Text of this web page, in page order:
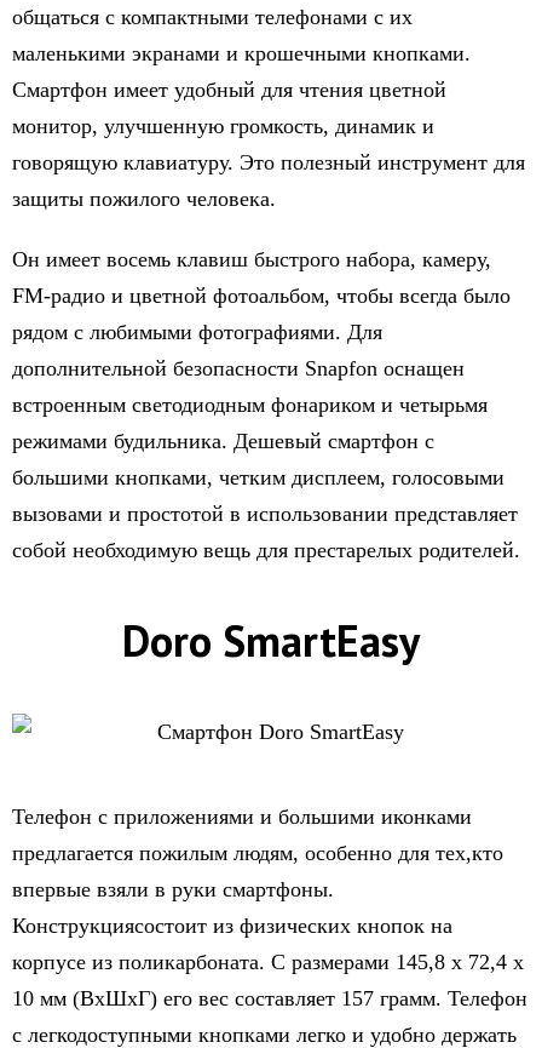
общаться с компактными телефонами с их
маленькими экранами и крошечными кнопками.
Смартфон имеет удобный для чтения цветной
монитор, улучшенную громкость, динамик и
говорящую клавиатуру. Это полезный инструмент для
защиты пожилого человека.
Он имеет восемь клавиш быстрого набора, камеру,
FM-радио и цветной фотоальбом, чтобы всегда было
рядом с любимыми фотографиями. Для
дополнительной безопасности Snapfon оснащен
встроенным светодиодным фонариком и четырьмя
режимами будильника. Дешевый смартфон с
большими кнопками, четким дисплеем, голосовыми
вызовами и простотой в использовании представляет
собой необходимую вещь для престарелых родителей.
Doro SmartEasy
Телефон с приложениями и большими иконками
предлагается пожилым людям, особенно для тех,кто
впервые взяли в руки смартфоны.
Конструкциясостоит из физических кнопок на
корпусе из поликарбоната. С размерами 145,8 х 72,4 х
10 мм (ВхШхГ) его вес составляет 157 грамм. Телефон
с легкодоступными кнопками легко и удобно держать